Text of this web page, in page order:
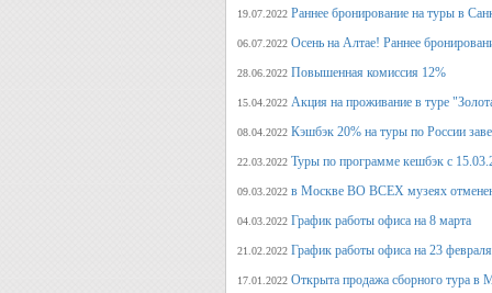
19.07.2022 Раннее бронирование на туры в
06.07.2022 Осень на Алтае! Раннее
28.06.2022 Повышенная комиссия 12%
15.04.2022 Акция на проживание в туре
08.04.2022 Кэшбэк 20% на туры по России
22.03.2022 Туры по программе кешбэк с
09.03.2022 в Москве ВО ВСЕХ музеях
04.03.2022 График работы офиса на 8 марта
21.02.2022 График работы офиса на 23 февраля
17.01.2022 Открыта продажа сборного тура в